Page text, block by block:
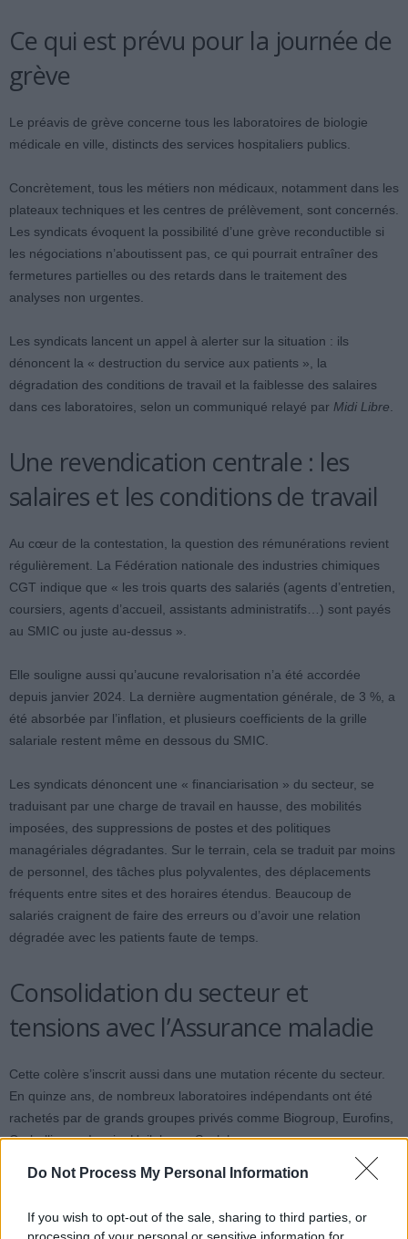
Do Not Process My Personal Information
If you wish to opt-out of the sale, sharing to third parties, or
processing of your personal or sensitive information for
Ce qui est prévu pour la journée de
grève
Le préavis de grève concerne tous les laboratoires de biologie
médicale en ville, distincts des services hospitaliers publics.
Concrètement, tous les métiers non médicaux, notamment dans les
plateaux techniques et les centres de prélèvement, sont concernés.
Les syndicats évoquent la possibilité d’une grève reconductible si
les négociations n’aboutissent pas, ce qui pourrait entraîner des
fermetures partielles ou des retards dans le traitement des
analyses non urgentes.
Les syndicats lancent un appel à alerter sur la situation : ils
dénoncent la « destruction du service aux patients », la
dégradation des conditions de travail et la faiblesse des salaires
dans ces laboratoires, selon un communiqué relayé par Midi Libre
Une revendication centrale : les
salaires et les conditions de travail
Au cœur de la contestation, la question des rémunérations revient
régulièrement. La Fédération nationale des industries chimiques
CGT indique que « les trois quarts des salariés (agents d’entretien,
coursiers, agents d’accueil, assistants administratifs…) sont payés
au SMIC ou juste au-dessus ».
Elle souligne aussi qu’aucune revalorisation n’a été accordée
depuis janvier 2024. La dernière augmentation générale, de 3 %, a
été absorbée par l’inflation, et plusieurs coefficients de la grille
salariale restent même en dessous du SMIC.
Les syndicats dénoncent une « financiarisation » du secteur, se
traduisant par une charge de travail en hausse, des mobilités
imposées, des suppressions de postes et des politiques
managériales dégradantes. Sur le terrain, cela se traduit par moins
de personnel, des tâches plus polyvalentes, des déplacements
fréquents entre sites et des horaires étendus. Beaucoup de
salariés craignent de faire des erreurs ou d’avoir une relation
dégradée avec les patients faute de temps.
Consolidation du secteur et
tensions avec l’Assurance maladie
Cette colère s’inscrit aussi dans une mutation récente du secteur.
En quinze ans, de nombreux laboratoires indépendants ont été
rachetés par de grands groupes privés comme Biogroup, Eurofins,
Cerballiance, Inovie, Unilabs ou Synlab.
Selon la Fédération CGT, cette concentration a permis aux
exigences des fonds d’investissement. Des données